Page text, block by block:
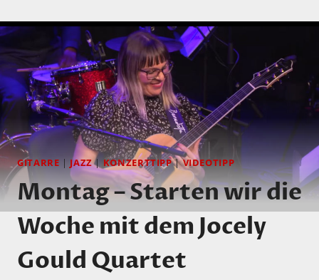
GITARRE | JAZZ|KONZERTTIPP|VIDEOTIPP
Montag – Starten wir die
Woche mit dem Jocely
Gould Quartet